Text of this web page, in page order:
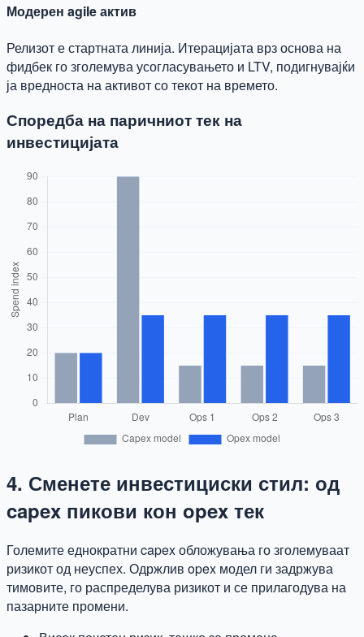
Модерен agile актив
Релизот е стартната линија. Итерацијата врз основа на
фидбек го зголемува усогласувањето и LTV, подигнувајќи
ја вредноста на активот со текот на времето.
Споредба на паричниот тек на
инвестицијата
4. Сменете инвестициски стил: од
capex пикови кон opex тек
Големите еднократни capex обложувања го зголемуваат
ризикот од неуспех. Одржлив opex модел ги задржува
тимовите, го распределува ризикот и се прилагодува на
пазарните промени.